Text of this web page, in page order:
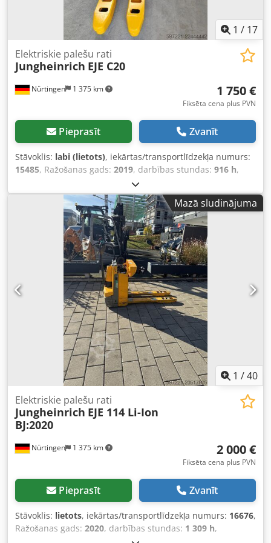
1 / 17
Nürtingen 1 375 km
Elektriskie palešu rati
Jungheinrich EJE C20
1 750 €
Fiksēta cena plus PVN
Pieprasīt Zvanīt
Stāvoklis: labi (lietots), iekārtas/transportlīdzekļa numurs:
15485, Ražošanas gads: 2019, darbības stundas: 916 h,
, celšanas augstums:
smaguma centrs:575 mm, degvielas veids:elektrisks,
masta veids:cits, būvniecības augstums:1 300 mm , dakšu
1 150 mm, kopējais svars:513 kg, 5232130
Cjdpfjzp Tp Isx An Ujha Sērijas numurs: 98234819
Mazā sludinājuma
1 /40
Nürtingen 1 375 km
Elektriskie palešu rati
Jungheinrich EJE 114 Li-Ion
BJ:2020
2 000 €
Fiksēta cena plus PVN
Pieprasīt Zvanīt
Stāvoklis: lietots, iekārtas/transportlīdzekļa numurs: 16676,
Ražošanas gads: 2020, darbības stundas: 1 309 h,